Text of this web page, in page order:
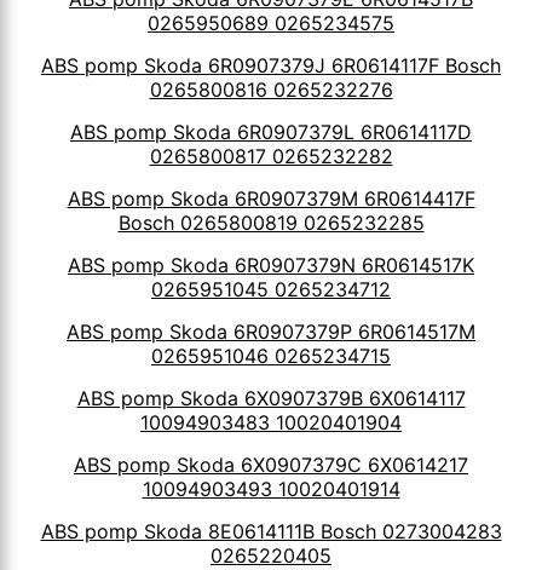
0265950689 0265234575
ABS pomp Skoda 6R0907379J 6R0614117F Bosch
0265800816 0265232276
ABS pomp Skoda 6R0907379L 6R0614117D
0265800817 0265232282
ABS pomp Skoda 6R0907379M 6R0614417F
Bosch 0265800819 0265232285
ABS pomp Skoda 6R0907379N 6R0614517K
0265951045 0265234712
ABS pomp Skoda 6R0907379P 6R0614517M
0265951046 0265234715
ABS pomp Skoda 6X0907379B 6X0614117
10094903483 10020401904
ABS pomp Skoda 6X0907379C 6X0614217
10094903493 10020401914
ABS pomp Skoda 8E0614111B Bosch 0273004283
0265220405